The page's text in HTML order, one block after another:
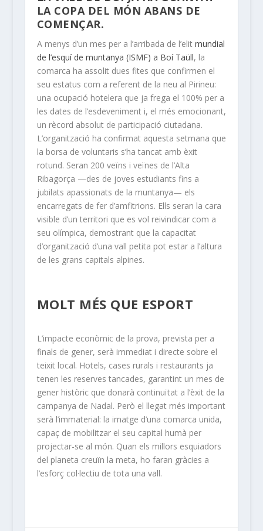
LA COPA DEL MÓN ABANS DE
COMENÇAR.
A menys d’un mes per a l’arribada de l’elit mundial
de l’esquí de muntanya (ISMF) a Boí Taüll, la
comarca ha assolit dues fites que confirmen el
seu estatus com a referent de la neu al Pirineu:
una ocupació hotelera que ja frega el 100% per a
les dates de l’esdeveniment i, el més emocionant,
un rècord absolut de participació ciutadana.
L’organització ha confirmat aquesta setmana que
la borsa de voluntaris s’ha tancat amb èxit
rotund. Seran 200 veïns i veïnes de l’Alta
Ribagorça —des de joves estudiants fins a
jubilats apassionats de la muntanya— els
encarregats de fer d’amfitrions. Ells seran la cara
visible d’un territori que es vol reivindicar com a
seu olímpica, demostrant que la capacitat
d’organització d’una vall petita pot estar a l’altura
de les grans capitals alpines.
MOLT MÉS QUE ESPORT
L’impacte econòmic de la prova, prevista per a
finals de gener, serà immediat i directe sobre el
teixit local. Hotels, cases rurals i restaurants ja
tenen les reserves tancades, garantint un mes de
gener històric que donarà continuïtat a l’èxit de la
campanya de Nadal. Però el llegat més important
serà l’immaterial: la imatge d’una comarca unida,
capaç de mobilitzar el seu capital humà per
projectar-se al món. Quan els millors esquiadors
del planeta creuïn la meta, ho faran gràcies a
l’esforç col·lectiu de tota una vall.